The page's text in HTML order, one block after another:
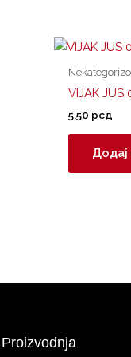
VIJAK JUS
5.50 рсд
Додај
Proizvodnja